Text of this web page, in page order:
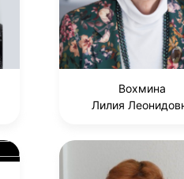
Вохмина
Лилия